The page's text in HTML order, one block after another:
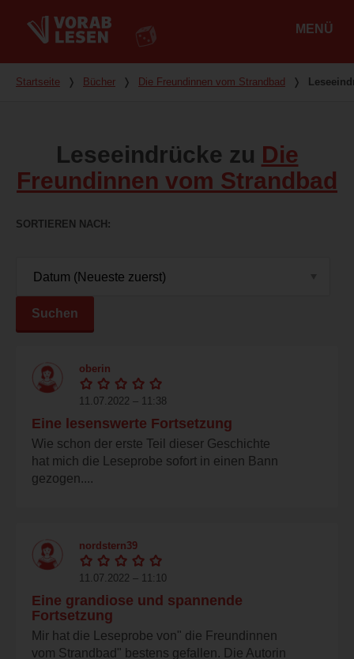
MENÜ
Du bist hier
Startseite ❭ Bücher ❭ Die Freundinnen vom Strandbad ❭
Leseeindrücke zu Die
Freundinnen vom Strandbad
SORTIEREN NACH
Suchen
oberin
11.07.2022 – 11:38
Eine lesenswerte Fortsetzung
Wie schon der erste Teil dieser Geschichte
hat mich die Leseprobe sofort in einen Bann
gezogen....
nordstern39
11.07.2022 – 11:10
Eine grandiose und spannende
Fortsetzung
Mir hat die Leseprobe von" die Freundinnen
vom Strandbad" bestens gefallen. Die Autorin